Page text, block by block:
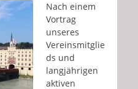
Nach einem
Vortrag
unseres
Vereinsmitglie
ds und
langjährigen
aktiven